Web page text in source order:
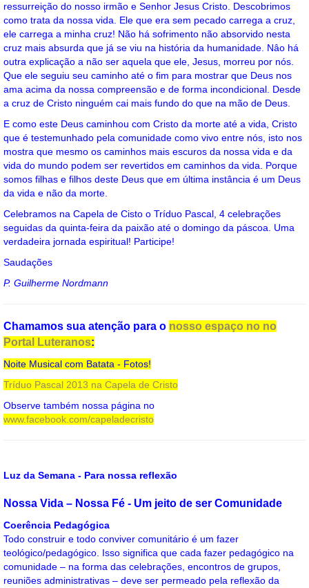
ressurreição do nosso irmão e Senhor Jesus Cristo. Descobrimos
como trata da nossa vida. Ele que era sem pecado carrega a cruz,
ele carrega a minha cruz! Não há sofrimento não absorvido nesta
cruz mais absurda que já se viu na história da humanidade. Nâo há
outra explicação a não ser aquela que ele, Jesus, morreu por nós.
Que ele seguiu seu caminho até o fim para mostrar que Deus nos
ama acima da nossa compreensão e de forma incondicional. Desde
a cruz de Cristo ninguém cai mais fundo do que na mão de Deus.
E como este Deus caminhou com Cristo da morte até a vida, Cristo
que é testemunhado pela comunidade como vivo entre nós, isto nos
mostra que mesmo os caminhos mais escuros da nossa vida e da
vida do mundo podem ser revertidos em caminhos da vida. Porque
somos filhas e filhos deste Deus que em última instância é um Deus
da vida e não da morte.
Celebramos na Capela de Cisto o Tríduo Pascal, 4 celebrações
seguidas da quinta-feira da paixão até o domingo da páscoa. Uma
verdadeira jornada espiritual! Participe!
Saudações
P. Guilherme Nordmann
Chamamos sua atenção para o nosso espaço no no
Portal Luteranos:
Noite Musical com Batata - Fotos!
Tríduo Pascal 2013 na Capela de Cristo
Observe também nossa página no
www.facebook.com/capeladecristo
Luz da Semana - Para nossa reflexão
Nossa Vida – Nossa Fé - Um jeito de ser Comunidade
Coerência Pedagógica
Todo construir e todo conviver comunitário é um fazer
teológico/pedagógico. Isso significa que cada fazer pedagógico na
comunidade – na forma das celebrações, encontros de grupos,
reuniões administrativas – deve ser permeado pela reflexão da